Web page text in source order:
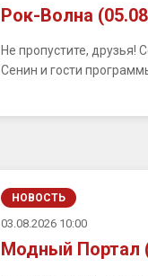
Рок-Волна
Не пропустите,
Сенин и гости
НОВОСТЬ
03.08.2026 10:00
Модный Портал